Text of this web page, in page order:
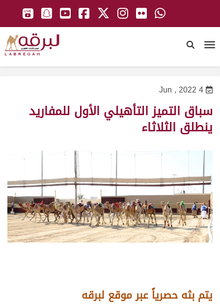
4 Jun , 2022
سباق التميز التأهيلي الأول للمفاريد
ينطلق الثلاثاء
يتم بثه حصرياً عبر موقع لبرقه